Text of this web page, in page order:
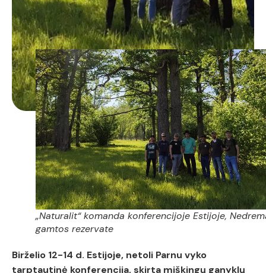
„Naturalit“ komanda konferencijoje Estijoje,
gamtos rezervate
Birželio 12-14 d. Estijoje, netoli Parnu vyko
tarptautinė konferencija, skirta miškingų ganyklų